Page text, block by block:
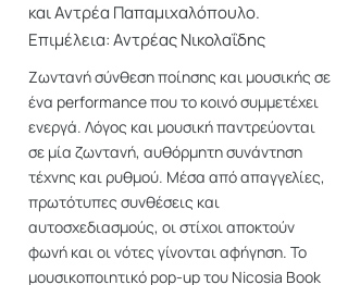
και Αντρέα Παπαμιχαλόπουλο.
Επιμέλεια: Αντρέας Νικολαΐδης
Ζωντανή σύνθεση ποίησης και μουσικής σε
ένα performance που το κοινό συμμετέχει
ενεργά. Λόγος και μουσική παντρεύονται
σε μία ζωντανή, αυθόρμητη συνάντηση
τέχνης και ρυθμού. Μέσα από απαγγελίες,
πρωτότυπες συνθέσεις και
αυτοσχεδιασμούς, οι στίχοι αποκτούν
φωνή και οι νότες γίνονται αφήγηση. Το
μουσικοποιητικό pop-up του Nicosia Book